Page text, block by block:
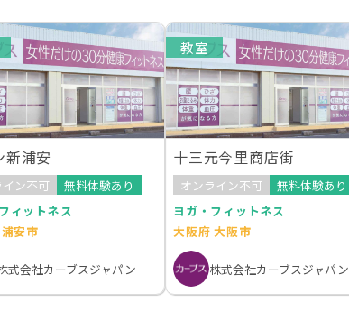
新浦安
イン不可
無料体験あり
ィットネス
安市
式会社カーブスジャパン
教室
十三元今里商店街
オンライン不可
無料体験あり
ヨガ・フィットネス
大阪府 大阪市
株式会社カーブスジャパン